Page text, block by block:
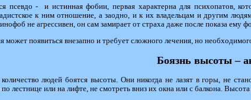
псевдо - и истинная фобии, первая характерна для психопатов,
к ним отношение, а заодно, и к их владельцам и другим
не агрессивен, он сам замирает от страха даже после показа ему
может появиться внезапно и требует сложного лечения, но
Боязнь высоты –
людей боятся высоты. Они никогда не лазят в горы, не
лестнице или на лифте, не смотреть вниз их окна или с балкона.